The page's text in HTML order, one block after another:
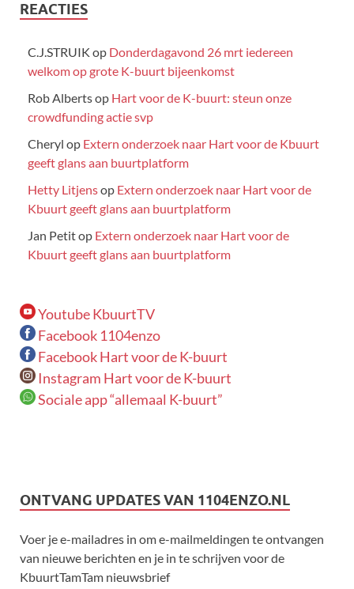
REACTIES
C.J.STRUIK op Donderdagavond 26 mrt iedereen
welkom op grote K-buurt bijeenkomst
Rob Albertsop Hart voor de K-buurt: steun onze
crowdfunding actie svp
Cheryl op Extern onderzoek naar Hart voor de Kbuurt
geeft glans aan buurtplatform
Hetty Litjensop Extern onderzoek naar Hart voor de
Kbuurt geeft glans aan buurtplatform
Jan Petitop Extern onderzoek naar Hart voor de
Kbuurt geeft glans aan buurtplatform
Youtube KbuurtTV
Facebook 1104enzo
Facebook Hart voor de K-buurt
Instagram Hart voor de K-buurt
Sociale app “allemaal K-buurt”
ONTVANG UPDATES VAN 1104ENZO.NL
Voer je e-mailadres in om e-mailmeldingen te ontvangen
van nieuwe berichten en je in te schrijven voor de
KbuurtTamTam nieuwsbrief